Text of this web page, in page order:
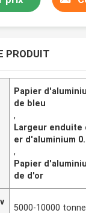
PRODUIT
Papier
de bleu
,
Largeur enduite
er d'aluminium
,
Papier
de d'or
5000-10000